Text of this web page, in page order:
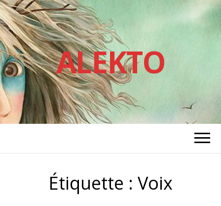
ALEKTO
Étiquette : Voix